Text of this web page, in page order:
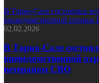
В Тарко-Сале состоялась
вневедомственной охраны
02.02.2026
В Тарко-Сале
вневедомственной
ветераном СВО